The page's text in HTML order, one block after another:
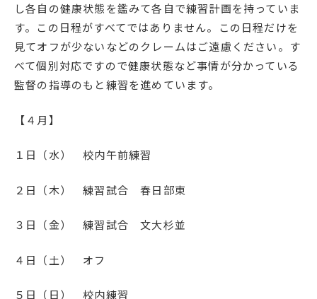
地域の皆様へ
同窓会
教育関係者の方へ
各種証明書発行
English
し各自の健康状態を鑑みて各自で練習計画を持っていま
す。この日程がすべてではありません。この日程だけを
見てオフが少ないなどのクレームはご遠慮ください。す
べて個別対応ですので健康状態など事情が分かっている
監督の指導のもと練習を進めています。
【４月】
１日（水） 校内午前練習
２日（木） 練習試合 春日部東
３日（金） 練習試合 文大杉並
４日（土） オフ
５日（日） 校内練習